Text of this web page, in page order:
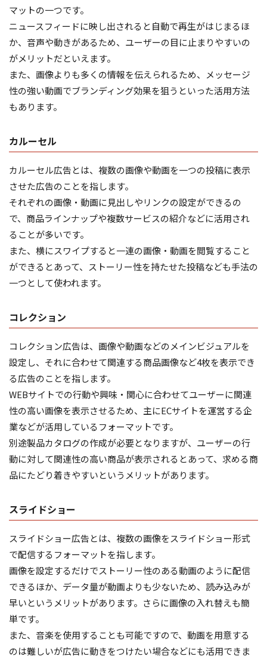
マットの一つです。
ニュースフィードに映し出されると自動で再生がはじまるほ
か、音声や動きがあるため、ユーザーの目に止まりやすいの
がメリットだといえます。
また、画像よりも多くの情報を伝えられるため、メッセージ
性の強い動画でブランディング効果を狙うといった活用方法
もあります。
カルーセル
カルーセル広告とは、複数の画像や動画を一つの投稿に表示
させた広告のことを指します。
それぞれの画像・動画に見出しやリンクの設定ができるの
で、商品ラインナップや複数サービスの紹介などに活用され
ることが多いです。
また、横にスワイプすると一連の画像・動画を閲覧すること
ができるとあって、ストーリー性を持たせた投稿なども手法の
一つとして使われます。
コレクション
コレクション広告は、画像や動画などのメインビジュアルを
設定し、それに合わせて関連する商品画像など4枚を表示でき
る広告のことを指します。
WEBサイトでの行動や興味・関心に合わせてユーザーに関連
性の高い画像を表示させるため、主にECサイトを運営する企
業などが活用しているフォーマットです。
別途製品カタログの作成が必要となりますが、ユーザーの行
動に対して関連性の高い商品が表示されるとあって、求める商
品にたどり着きやすいというメリットがあります。
スライドショー
スライドショー広告とは、複数の画像をスライドショー形式
で配信するフォーマットを指します。
画像を設定するだけでストーリー性のある動画のように配信
できるほか、データ量が動画よりも少ないため、読み込みが
早いというメリットがあります。さらに画像の入れ替えも簡
単です。
また、音楽を使用することも可能ですので、動画を用意する
のは難しいが広告に動きをつけたい場合などにも活用できま